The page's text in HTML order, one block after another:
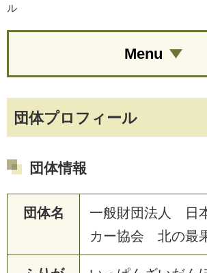
ル
団体プロフィール
団体情報
団体名
一般財団法人 日
カー協会 北の最
Menu